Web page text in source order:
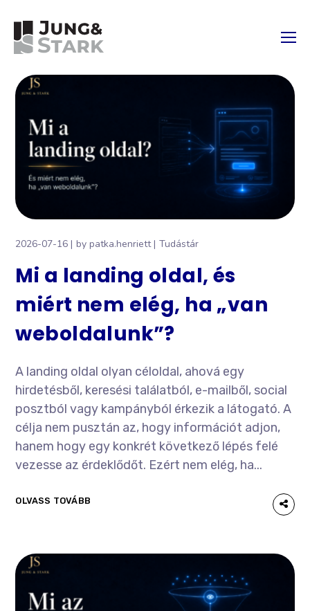
2026-07-16 bypatka.henriett Tudástár
Mi a landing oldal, és
miért nem elég, ha „van
weboldalunk”?
A landing oldal olyan céloldal, ahová egy
hirdetésből, keresési találatból, e-mailből, social
posztból vagy kampányból érkezik a látogató. A
célja nem pusztán az, hogy információt adjon,
hanem hogy egy konkrét következő lépés felé
vezesse az érdeklődőt. Ezért nem elég, ha...
OLVASS TOVÁBB